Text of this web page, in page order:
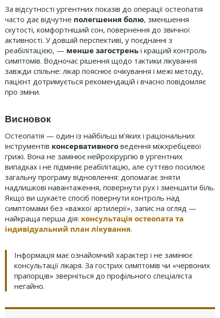
За відсутності ургентних показів до операції остеопатія
часто дає відчутне полегшення болю, зменшення
скутості, комфортніший сон, повернення до звичної
активності. У довшій перспективі, у поєднанні з
реабілітацією, — менше загострень і кращий контроль
симптомів. Водночас рішення щодо тактики лікування
завжди спільне: лікар пояснює очікування і межі методу,
пацієнт дотримується рекомендацій і вчасно повідомляє
про зміни.
Висновок
Остеопатія — один із найбільш м’яких і раціональних
інструментів консервативного ведення міжхребцевої
грижі. Вона не замінює нейрохірургію в ургентних
випадках і не підміняє реабілітацію, але суттєво посилює
загальну програму відновлення: допомагає зняти
надлишкові навантаження, повернути рух і зменшити біль.
Якщо ви шукаєте спосіб повернути контроль над
симптомами без «важкої артилерії», запис на огляд —
найкраща перша дія: консультація остеопата та
індивідуальний план лікування.
Інформація має ознайомчий характер і не замінює
консультації лікаря. За гострих симптомів чи «червоних
прапорців» зверніться до профільного спеціаліста
негайно.